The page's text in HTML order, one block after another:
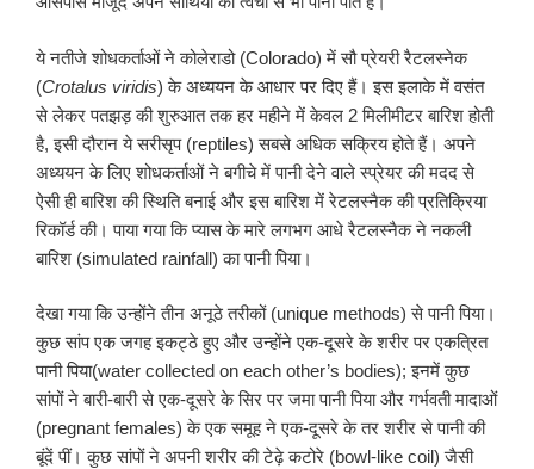
ये नतीजे शोधकर्ताओं ने कोलेराडो (Colorado) में सौ प्रेयरी रैटलस्नेक
(Crotalus viridis) के अध्ययन के आधार पर दिए हैं। इस इलाके में वसंत
से लेकर पतझड़ की शुरुआत तक हर महीने में केवल 2 मिलीमीटर बारिश होती
है, इसी दौरान ये सरीसृप (reptiles) सबसे अधिक सक्रिय होते हैं। अपने
अध्ययन के लिए शोधकर्ताओं ने बगीचे में पानी देने वाले स्प्रेयर की मदद से
ऐसी ही बारिश की स्थिति बनाई और इस बारिश में रेटलस्नैक की प्रतिक्रिया
रिकॉर्ड की। पाया गया कि प्यास के मारे लगभग आधे रैटलस्नैक ने नकली
बारिश (simulated rainfall) का पानी पिया।
देखा गया कि उन्होंने तीन अनूठे तरीकों (unique methods) से पानी पिया।
कुछ सांप एक जगह इकट्ठे हुए और उन्होंने एक-दूसरे के शरीर पर एकत्रित
पानी पिया(water collected on each other’s bodies); इनमें कुछ
सांपों ने बारी-बारी से एक-दूसरे के सिर पर जमा पानी पिया और गर्भवती मादाओं
(pregnant females) के एक समूह ने एक-दूसरे के तर शरीर से पानी की
बूंदें पीं। कुछ सांपों ने अपनी शरीर की टेढ़े कटोरे (bowl-like coil) जैसी